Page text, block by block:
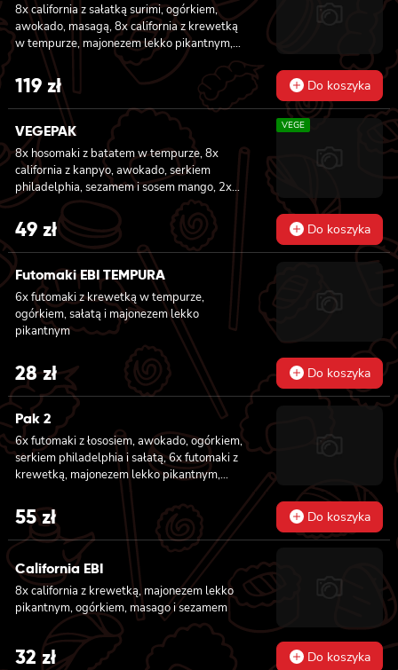
8x california z sałatką surimi, ogórkiem,
awokado, masagą, 8x california z krewetką
w tempurze, majonezem lekko pikantnym,
ogórkiem, sezamem i masago, 6x futomaki z
tuńczykiem, majonezem lekko pikantnym,
awokado, ogórkiem i sałatą, 6x futomaki z
pieczonym łososiem, ogórkiem, majonezem
lekko pikantnym, masago i sałatą, 6x
futomaki z krewetką w tempurze, ogórkiem,
sałatą i majonezem lekko pikantnym, 8x maki
z kanpyo
119 zł Do koszyka
VEGEPAK
8x hosomaki z batatem w tempurze, 8x
california z kanpyo, awokado, serkiem
philadelphia, sezamem i sosem mango, 2x
nigiri z awokado i sosem mango
VEGE
49 zł Do koszyka
Futomaki EBI TEMPURA
6x futomaki z krewetką w tempurze,
ogórkiem, sałatą i majonezem lekko
pikantnym
28zł Do koszyka
Pak 2
6x futomaki z łososiem, awokado, ogórkiem,
serkiem philadelphia i sałatą, 6x futomaki z
krewetką, majonezem lekko pikantnym,
55zł Do koszyka
California EBI
8x california z krewetką, majonezem lekko
pikantnym, ogórkiem, masago i sezamem
32zł Do koszyka